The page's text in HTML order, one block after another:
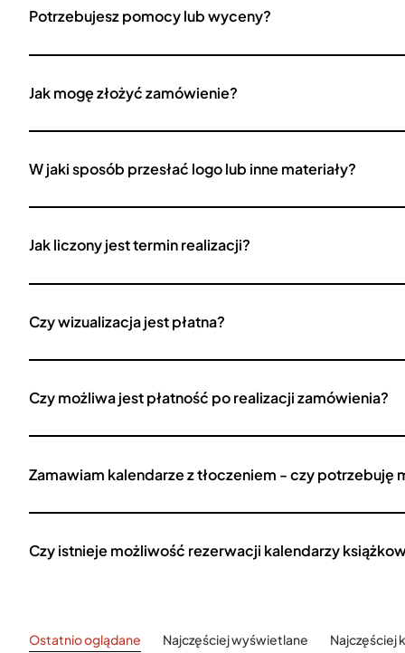
Potrzebujesz pomocy lub wyceny?
Jak mogę złożyć zamówienie?
W jaki sposób przesłać logo lub inne materiały?
Jak liczony jest termin realizacji?
Czy wizualizacja jest płatna?
Czy możliwa jest płatność po realizacji zamówienia?
Zamawiam kalendarze z tłoczeniem - czy potrzebuję
Czy istnieje możliwość rezerwacji kalendarzy
Ostatnio oglądane Najczęściej wyświetlane Najczęściej